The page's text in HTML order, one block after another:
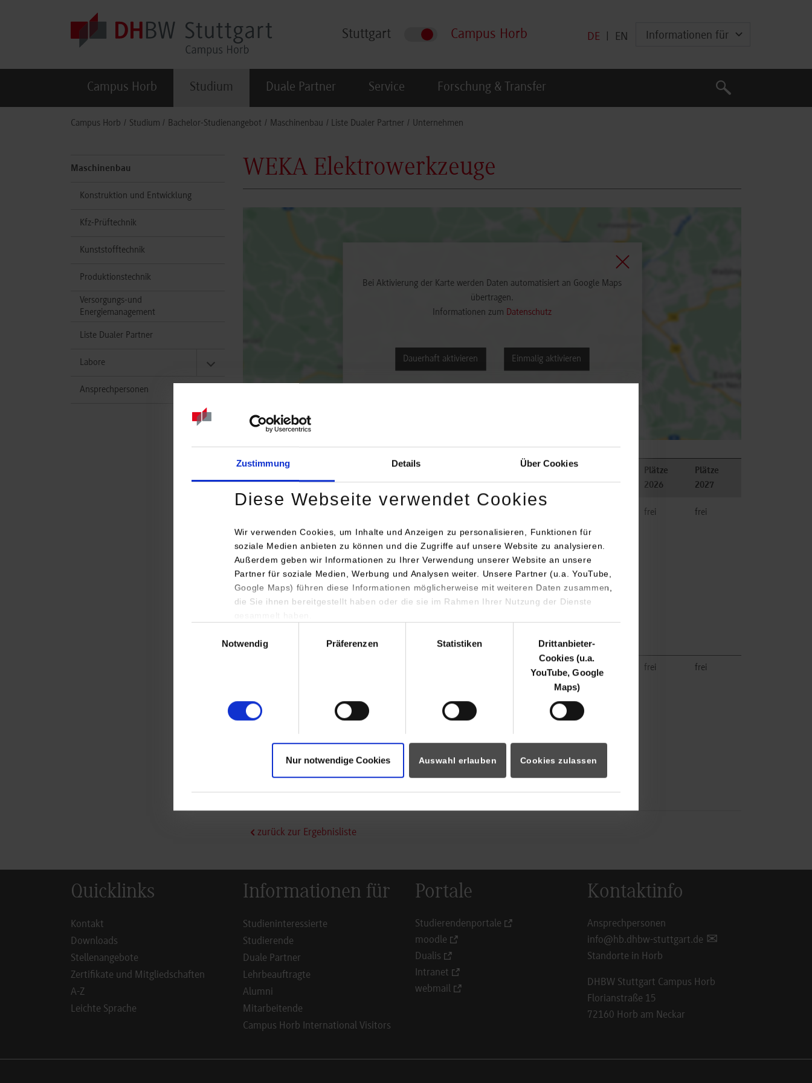
Zustimmung Details Über Cookies
Diese Webseite verwendet Cookies
Wir verwenden Cookies, um Inhalte und Anzeigen zu personalisieren, Funktionen für
soziale Medien anbieten zu können und die Zugriffe auf unsere Website zu analysieren.
Außerdem geben wir Informationen zu Ihrer Verwendung unserer Website an unsere
Partner für soziale Medien, Werbung und Analysen weiter. Unsere Partner (u.a. YouTube,
Google Maps) führen diese Informationen möglicherweise mit weiteren Daten zusammen,
die Sie ihnen bereitgestellt haben oder die sie im Rahmen Ihrer Nutzung der Dienste
Notwendig
Präferenzen Statistiken
Drittanbieter-
Cookies (u.a.
YouTube, Google
Maps)
Nur notwendige Cookies Auswahl erlauben Cookies zulassen
Stuttgart Campus Horb DE EN Informationen für
Campus Horb Studium Duale Partner Service Forschung & Transfer
Suche
Suche
Campus Horb Studium Bachelor-Studienangebot Maschinenbau Liste Dualer Partner Unternehmen
Maschinenbau
Konstruktion und Entwicklung
Kfz-Prüftechnik
Kunststofftechnik
Produktionstechnik
Versorgungs-und
Energiemanagement
Liste Dualer Partner
Labore
Ansprechpersonen
WEKA Elektrowerkzeuge
Bei Aktivierung der Karte werden Daten automatisiert an Google Maps
übertragen.
Informationen zum Datenschutz
Dauerhaft aktivieren Einmalig aktivieren
Studiengang / Studienrichtung Anschrift / Ansprechperson Bemerkungen
Plätze
2026
Plätze
2027
Auf der Höhe 20
75387
Neubulach
www.weka-elektrowerkzeuge.de
Heike Ehrenfried
07053968160
frei frei
WEKA Elektrowerkzeuge
www.weka-elektrowerkzeuge.de
Heike Ehrenfried
07053968160
weka@weka-elektrowerkzeuge.de
frei frei
zurück zur Ergebnisliste
Quicklinks
Kontakt
Downloads
Stellenangebote
Zertifikate und Mitgliedschaften
A-Z
Leichte Sprache
Informationen für
Studieninteressierte
Studierende
Duale Partner
Lehrbeauftragte
Alumni
Mitarbeitende
Campus Horb International Visitors
Portale
Studierendenportale
moodle
Dualis
Intranet
webmail
Kontaktinfo
Ansprechpersonen
info@hb.dhbw-stuttgart.de
Standorte in Horb
DHBW Stuttgart Campus Horb
Florianstraße 15
72160 Horb am Neckar